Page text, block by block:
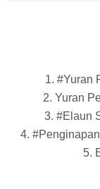
1. #Yuran
2. Yuran
3. #Elaun
4.
5.